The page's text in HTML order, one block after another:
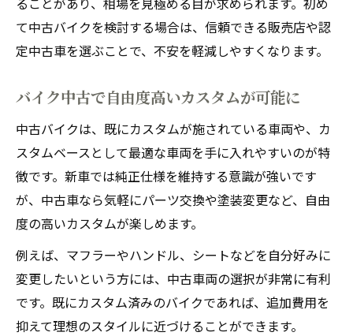
て中古バイクを検討する場合は、信頼できる販売店や認
定中古車を選ぶことで、不安を軽減しやすくなります。
バイク中古で自由度高いカスタムが可能に
中古バイクは、既にカスタムが施されている車両や、カ
スタムベースとして最適な車両を手に入れやすいのが特
徴です。新車では純正仕様を維持する意識が強いです
が、中古車なら気軽にパーツ交換や塗装変更など、自由
度の高いカスタムが楽しめます。
例えば、マフラーやハンドル、シートなどを自分好みに
変更したいという方には、中古車両の選択が非常に有利
です。既にカスタム済みのバイクであれば、追加費用を
抑えて理想のスタイルに近づけることができます。